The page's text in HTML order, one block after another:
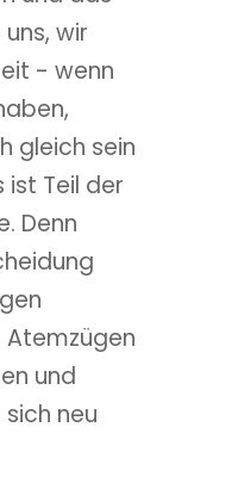
wir
- wenn
gleich sein
Teil der
Denn
Atemzügen
und
neu